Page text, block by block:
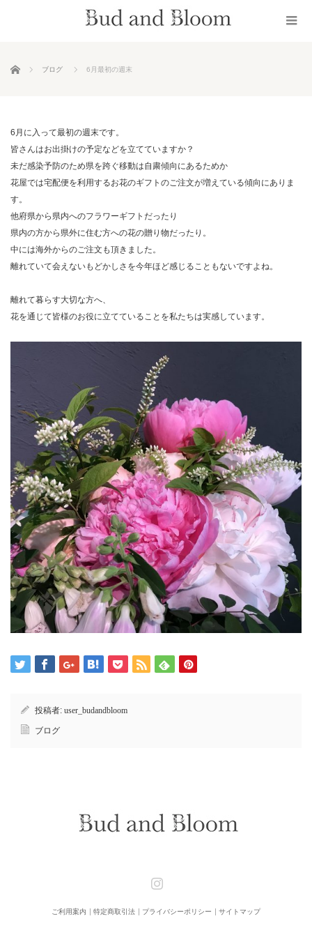
ホーム ブログ 6月最初の週末
6月に入って最初の週末です。
皆さんはお出掛けの予定などを立てていますか？
未だ感染予防のため県を跨ぐ移動は自粛傾向にあるためか
花屋では宅配便を利用するお花のギフトのご注文が増えている傾向にありま
す。
他府県から県内へのフラワーギフトだったり
県内の方から県外に住む方への花の贈り物だったり。
中には海外からのご注文も頂きました。
離れていて会えないもどかしさを今年ほど感じることもないですよね。
離れて暮らす大切な方へ、
花を通じて皆様のお役に立てていることを私たちは実感しています。
投稿者: user_budandbloom
ブログ
ご利用案内 特定商取引法 プライバシーポリシー サイトマップ